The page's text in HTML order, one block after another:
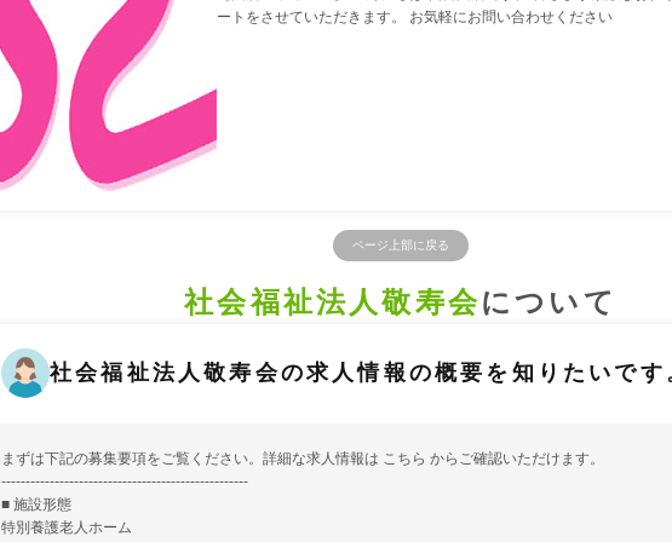
ートをさせていただきます。 お気軽にお問い合わせください
ページ上部に戻る
社会福祉法人敬寿会について
社会福祉法人敬寿会の求人情報の概要を知りたいです
まずは下記の募集要項をご覧ください。詳細な求人情報は こちら からご確認いただけます。
---------------------------------------------------
■ 施設形態
特別養護老人ホーム